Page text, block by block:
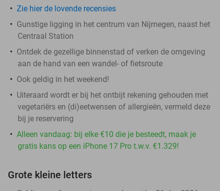
Zie hier de lovende recensies
Gunstige ligging in het centrum van Nijmegen, naast het
Centraal Station
Ontdek de gezellige binnenstad of verken de omgeving
aan de hand van een wandel- of fietsroute
Ook geldig in het weekend!
Uiteraard wordt er bij het ontbijt rekening gehouden met
vegetariërs en (di)eetwensen of allergieën, vermeld deze
bij je reservering
Alleen vandaag: bij elke €10 die je besteedt, maak je
gratis kans op een iPhone 17 Pro t.w.v. €1.329!
Grote kleine letters